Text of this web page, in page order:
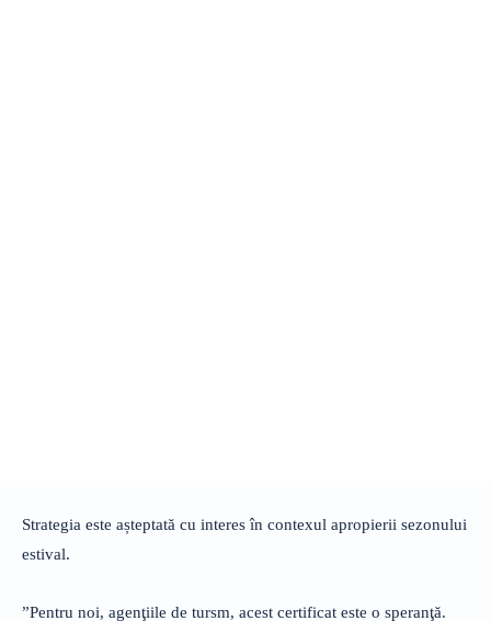
Strategia este așteptată cu interes în contexul apropierii sezonului
estival.
”Pentru noi, agenţiile de tursm, acest certificat este o speranţă.